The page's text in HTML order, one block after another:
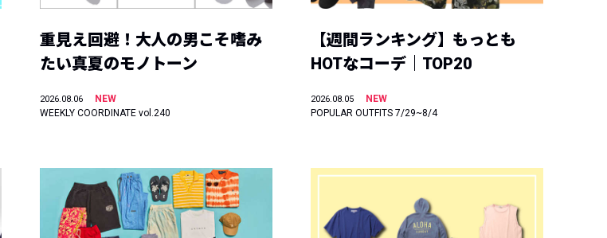
重見え回避！大人の男こそ嗜み
たい真夏のモノトーン
2026.08.06
NEW
WEEKLY COORDINATE vol.240
【週間ランキング】もっとも
HOTなコーデ｜TOP20
2026.08.05
NEW
POPULAR OUTFITS 7/29~8/4